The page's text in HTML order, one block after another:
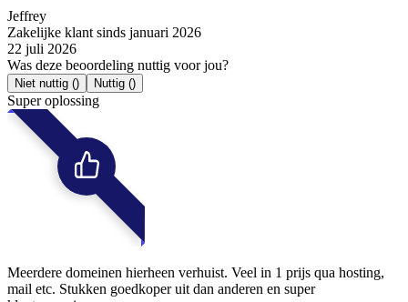
Jeffrey
Zakelijke klant sinds januari 2026
22 juli 2026
Was deze beoordeling nuttig voor jou?
Niet nuttig () Nuttig ()
Super oplossing
Meerdere domeinen hierheen verhuist. Veel in 1 prijs qua hosting,
mail etc. Stukken goedkoper uit dan anderen en super